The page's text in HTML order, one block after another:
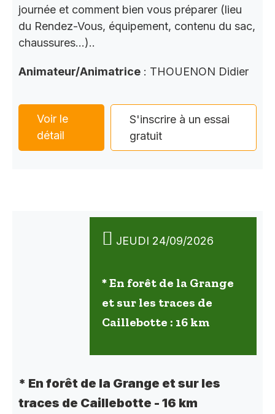
journée et comment bien vous préparer (lieu
du Rendez-Vous, équipement, contenu du sac,
chaussures…)..
Animateur/Animatrice : THOUENON Didier
Voir le
détail
S'inscrire à un essai
gratuit
JEUDI 24/09/2026
* En forêt de la Grange
et sur les traces de
Caillebotte : 16 km
* En forêt de la Grange et sur les
traces de Caillebotte - 16 km